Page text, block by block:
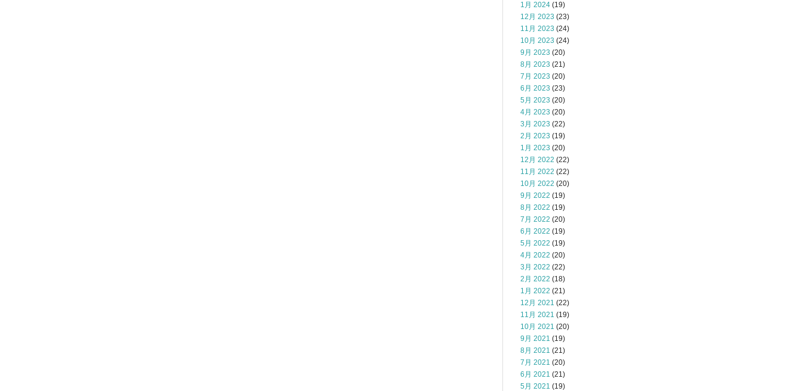
1月 2024 (19)
12月 2023 (23)
11月 2023 (24)
10月 2023 (24)
9月 2023 (20)
8月 2023 (21)
7月 2023 (20)
6月 2023 (23)
5月 2023 (20)
4月 2023 (20)
3月 2023 (22)
2月 2023 (19)
1月 2023 (20)
12月 2022 (22)
11月 2022 (22)
10月 2022 (20)
9月 2022 (19)
8月 2022 (19)
7月 2022 (20)
6月 2022 (19)
5月 2022 (19)
4月 2022 (20)
3月 2022 (22)
2月 2022 (18)
1月 2022 (21)
12月 2021 (22)
11月 2021 (19)
10月 2021 (20)
9月 2021 (19)
8月 2021 (21)
7月 2021 (20)
6月 2021 (21)
5月 2021 (19)